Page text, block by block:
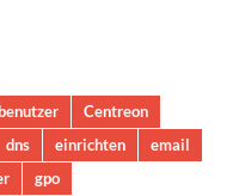
Centreon
dns einrichten
email
gpo